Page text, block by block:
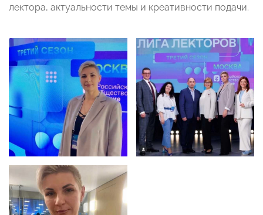
лектора, актуальности темы и креативности подачи.